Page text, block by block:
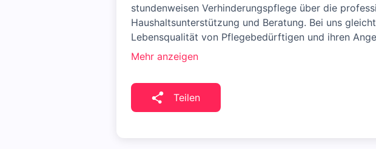
stundenweisen Verhinderungspflege über die
Haushaltsunterstützung und Beratung. Bei uns
Lebensqualität von Pflegebedürftigen und ihren
Mehr anzeigen
Teilen